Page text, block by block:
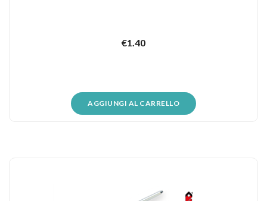
Privacy Policy del sito.
€1.40
AGGIUNGI AL CARRELLO